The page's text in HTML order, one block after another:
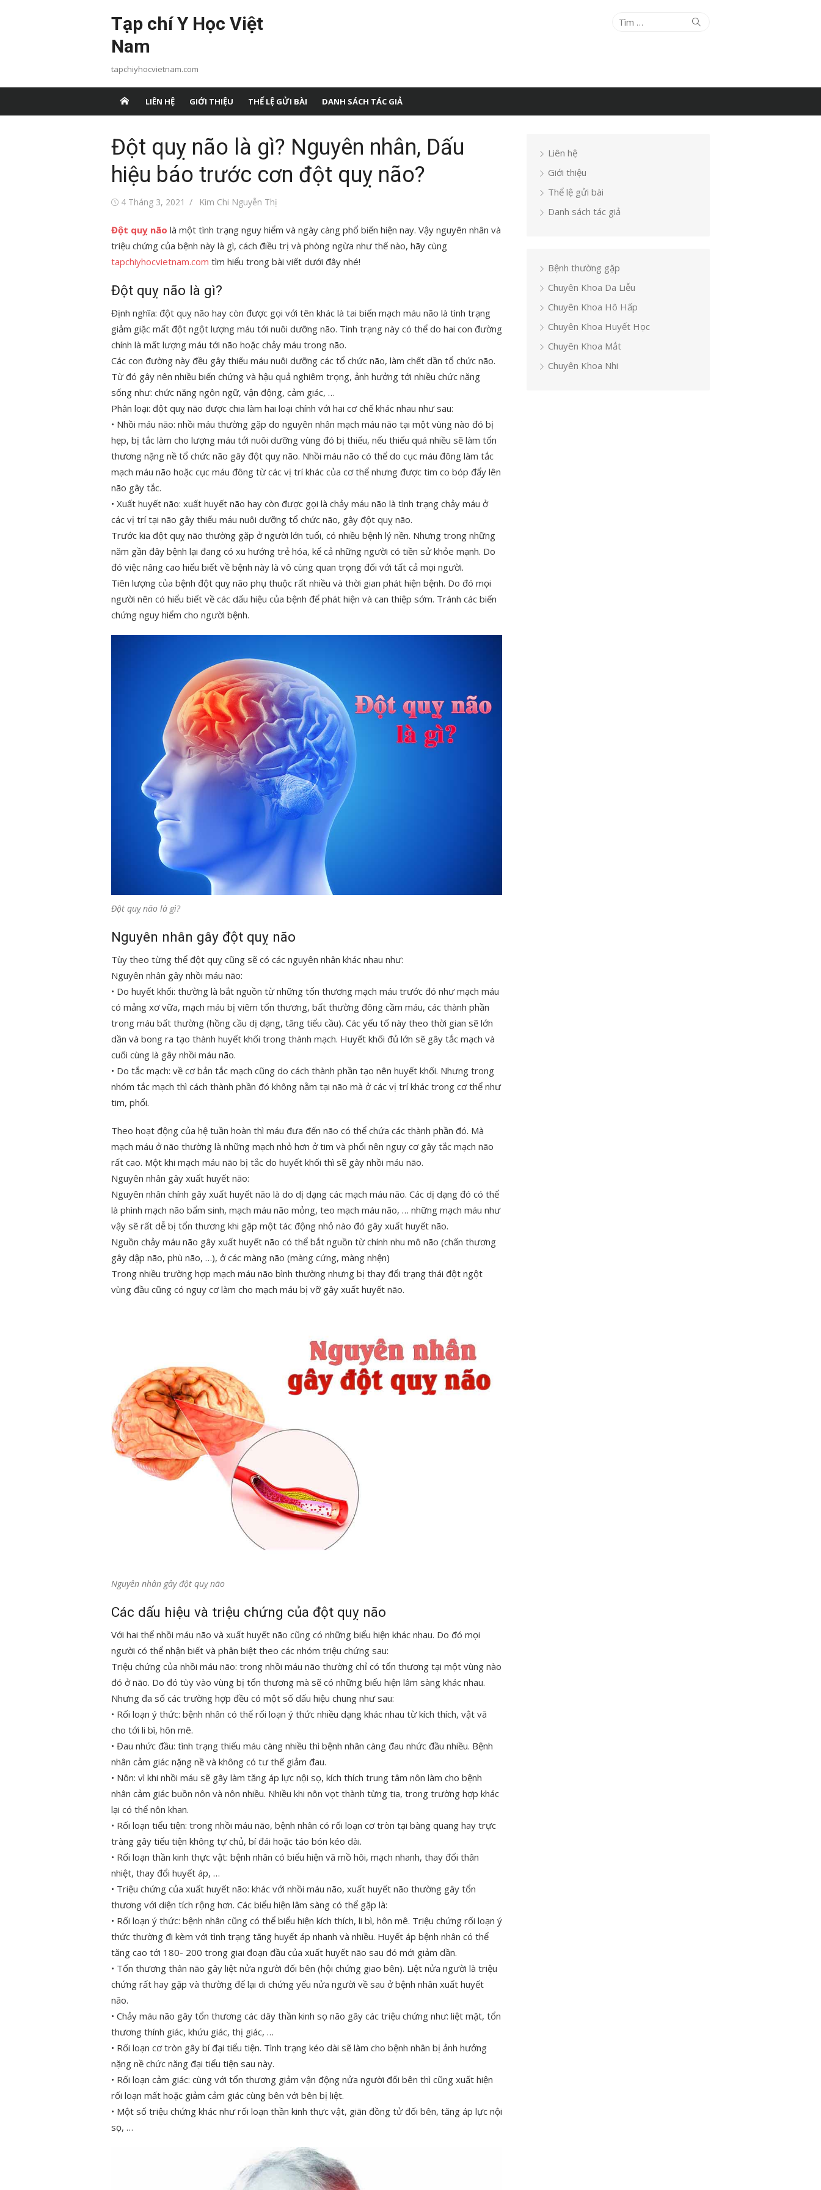
Tạp chí Y Học Việt
Nam
tapchiyhocvietnam.com
Tìm
Tìm
LIÊN HỆ GIỚI THIỆU THỂ LỆ GỬI BÀI DANH SÁCH TÁC GIẢ
Đột quỵ não là gì? Nguyên nhân, Dấu
hiệu báo trước cơn đột quỵ não?
Đăng4 Tháng 3, 2021
Tác
Kim Chi Nguyễn Thị
Đột quỵ não là một tình trạng nguy hiểm và ngày càng phổ biến hiện nay. Vậy nguyên nhân và
triệu chứng của bệnh này là gì, cách điều trị và phòng ngừa như thế nào, hãy cùng
tapchiyhocvietnam.com tìm hiểu trong bài viết dưới đây nhé!
Đột quỵ não là gì?
Định nghĩa: đột quỵ não hay còn được gọi với tên khác là tai biến mạch máu não là tình trạng
giảm giặc mất đột ngột lượng máu tới nuôi dưỡng não. Tình trạng này có thể do hai con đường
chính là mất lượng máu tới não hoặc chảy máu trong não.
Các con đường này đều gây thiếu máu nuôi dưỡng các tổ chức não, làm chết dần tổ chức não.
Từ đó gây nên nhiều biến chứng và hậu quả nghiêm trọng, ảnh hưởng tới nhiều chức năng
sống như: chức năng ngôn ngữ, vận động, cảm giác, …
Phân loại: đột quỵ não được chia làm hai loại chính với hai cơ chế khác nhau như sau:
• Nhồi máu não: nhồi máu thường gặp do nguyên nhân mạch máu não tại một vùng nào đó bị
hẹp, bị tắc làm cho lượng máu tới nuôi dưỡng vùng đó bị thiếu, nếu thiếu quá nhiều sẽ làm tổn
thương nặng nề tổ chức não gây đột quỵ não. Nhồi máu não có thể do cục máu đông làm tắc
mạch máu não hoặc cục máu đông từ các vị trí khác của cơ thể nhưng được tim co bóp đẩy lên
não gây tắc.
• Xuất huyết não: xuất huyết não hay còn được gọi là chảy máu não là tình trạng chảy máu ở
các vị trí tại não gây thiếu máu nuôi dưỡng tổ chức não, gây đột quỵ não.
Trước kia đột quỵ não thường gặp ở người lớn tuổi, có nhiều bệnh lý nền. Nhưng trong những
năm gần đây bệnh lại đang có xu hướng trẻ hóa, kể cả những người có tiền sử khỏe mạnh. Do
đó việc nâng cao hiểu biết về bệnh này là vô cùng quan trọng đối với tất cả mọi người.
Tiên lượng của bệnh đột quỵ não phụ thuộc rất nhiều và thời gian phát hiện bệnh. Do đó mọi
người nên có hiểu biết về các dấu hiệu của bệnh để phát hiện và can thiệp sớm. Tránh các biến
chứng nguy hiểm cho người bệnh.
Đột quỵ não là gì?
Nguyên nhân gây đột quỵ não
Tùy theo từng thể đột quỵ cũng sẽ có các nguyên nhân khác nhau như:
Nguyên nhân gây nhồi máu não:
• Do huyết khối: thường là bắt nguồn từ những tổn thương mạch máu trước đó như mạch máu
có mảng xơ vữa, mạch máu bị viêm tổn thương, bất thường đông cầm máu, các thành phần
trong máu bất thường (hồng cầu dị dạng, tăng tiểu cầu). Các yếu tố này theo thời gian sẽ lớn
dần và bong ra tạo thành huyết khối trong thành mạch. Huyết khối đủ lớn sẽ gây tắc mạch và
cuối cùng là gây nhồi máu não.
• Do tắc mạch: về cơ bản tắc mạch cũng do cách thành phần tạo nên huyết khối. Nhưng trong
nhóm tắc mạch thì cách thành phần đó không nằm tại não mà ở các vị trí khác trong cơ thể như
tim, phổi.
Theo hoạt động của hệ tuần hoàn thì máu đưa đến não có thể chứa các thành phần đó. Mà
mạch máu ở não thường là những mạch nhỏ hơn ở tim và phổi nên nguy cơ gây tắc mạch não
rất cao. Một khi mạch máu não bị tắc do huyết khối thì sẽ gây nhồi máu não.
Nguyên nhân gây xuất huyết não:
Nguyên nhân chính gây xuất huyết não là do dị dạng các mạch máu não. Các dị dạng đó có thể
là phình mạch não bẩm sinh, mạch máu não mỏng, teo mạch máu não, … những mạch máu như
vậy sẽ rất dễ bị tổn thương khi gặp một tác động nhỏ nào đó gây xuất huyết não.
Nguồn chảy máu não gây xuất huyết não có thể bắt nguồn từ chính nhu mô não (chấn thương
gây dập não, phù não, …), ở các màng não (màng cứng, màng nhện)
Trong nhiều trường hợp mạch máu não bình thường nhưng bị thay đổi trạng thái đột ngột
vùng đầu cũng có nguy cơ làm cho mạch máu bị vỡ gây xuất huyết não.
Nguyên nhân gây đột quỵ não
Các dấu hiệu và triệu chứng của đột quỵ não
Với hai thể nhồi máu não và xuất huyết não cũng có những biểu hiện khác nhau. Do đó mọi
người có thể nhận biết và phân biệt theo các nhóm triệu chứng sau:
Triệu chứng của nhồi máu não: trong nhồi máu não thường chỉ có tổn thương tại một vùng nào
đó ở não. Do đó tùy vào vùng bị tổn thương mà sẽ có những biểu hiện lâm sàng khác nhau.
Nhưng đa số các trường hợp đều có một số dấu hiệu chung như sau:
• Rối loạn ý thức: bệnh nhân có thể rối loạn ý thức nhiều dạng khác nhau từ kích thích, vật vã
cho tới li bì, hôn mê.
• Đau nhức đầu: tình trạng thiếu máu càng nhiều thì bệnh nhân càng đau nhức đầu nhiều. Bệnh
nhân cảm giác nặng nề và không có tư thế giảm đau.
• Nôn: vì khi nhồi máu sẽ gây làm tăng áp lực nội sọ, kích thích trung tâm nôn làm cho bệnh
nhân cảm giác buồn nôn và nôn nhiều. Nhiều khi nôn vọt thành từng tia, trong trường hợp khác
lại có thể nôn khan.
• Rối loạn tiểu tiện: trong nhồi máu não, bệnh nhân có rối loạn cơ tròn tại bàng quang hay trực
tràng gây tiểu tiện không tự chủ, bí đái hoặc táo bón kéo dài.
• Rối loạn thần kinh thực vật: bệnh nhân có biểu hiện vã mồ hôi, mạch nhanh, thay đổi thân
nhiệt, thay đổi huyết áp, …
• Triệu chứng của xuất huyết não: khác với nhồi máu não, xuất huyết não thường gây tổn
thương với diện tích rộng hơn. Các biểu hiện lâm sàng có thể gặp là:
• Rối loạn ý thức: bệnh nhân cũng có thể biểu hiện kích thích, li bì, hôn mê. Triệu chứng rối loạn ý
thức thường đi kèm với tình trạng tăng huyết áp nhanh và nhiều. Huyết áp bệnh nhân có thể
tăng cao tới 180- 200 trong giai đoạn đầu của xuất huyết não sau đó mới giảm dần.
• Tổn thương thân não gây liệt nửa người đối bên (hội chứng giao bên). Liệt nửa người là triệu
chứng rất hay gặp và thường để lại di chứng yếu nửa người về sau ở bệnh nhân xuất huyết
não.
• Chảy máu não gây tổn thương các dây thần kinh sọ não gây các triệu chứng như: liệt mặt, tổn
thương thính giác, khứu giác, thị giác, …
• Rối loạn cơ tròn gây bí đại tiểu tiện. Tình trạng kéo dài sẽ làm cho bệnh nhân bị ảnh hưởng
nặng nề chức năng đại tiểu tiện sau này.
• Rối loạn cảm giác: cùng với tổn thương giảm vận động nửa người đối bên thì cũng xuất hiện
rối loạn mất hoặc giảm cảm giác cùng bên với bên bị liệt.
• Một số triệu chứng khác như rối loạn thần kinh thực vật, giãn đồng tử đối bên, tăng áp lực nội
sọ, …
Liên hệ
Giới thiệu
Thể lệ gửi bài
Danh sách tác giả
Bệnh thường gặp
Chuyên Khoa Da Liễu
Chuyên Khoa Hô Hấp
Chuyên Khoa Huyết Học
Chuyên Khoa Mắt
Chuyên Khoa Nhi